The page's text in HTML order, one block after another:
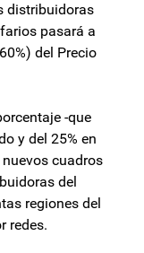
distribuidoras
pasará a
del Precio
-que
y del 25% en
nuevos cuadros
del
regiones del
redes.